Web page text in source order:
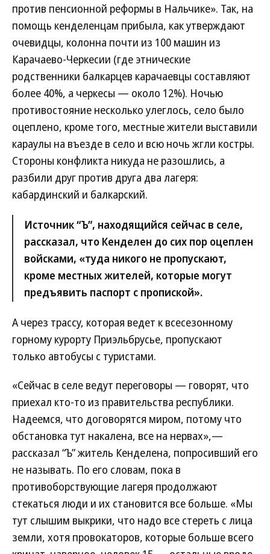
против пенсионной реформы в Нальчике». Так, на
помощь кенделенцам прибыла, как утверждают
очевидцы, колонна почти из 100 машин из
Карачаево-Черкесии (где этнические
родственники балкарцев карачаевцы составляют
более 40%, а черкесы — около 12%). Ночью
противостояние несколько улеглось, село было
оцеплено, кроме того, местные жители выставили
караулы на въезде в село и всю ночь жгли костры.
Стороны конфликта никуда не разошлись, а
разбили друг против друга два лагеря:
кабардинский и балкарский.
Источник “Ъ”, находящийся сейчас в селе,
рассказал, что Кенделен до сих пор оцеплен
войсками, «туда никого не пропускают,
кроме местных жителей, которые могут
предъявить паспорт с пропиской».
А через трассу, которая ведет к всесезонному
горному курорту Приэльбрусье, пропускают
только автобусы с туристами.
«Сейчас в селе ведут переговоры — говорят, что
приехал кто-то из правительства республики.
Надеемся, что договорятся миром, потому что
обстановка тут накалена, все на нервах»,—
рассказал “Ъ” житель Кенделена, попросивший его
не называть. По его словам, пока в
противоборствующие лагеря продолжают
стекаться люди и их становится все больше. «Мы
тут слышим выкрики, что надо все стереть с лица
земли, хотя провокаторов, которые больше всего